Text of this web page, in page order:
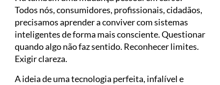
Todos nós, consumidores, profissionais, cidadãos,
precisamos aprender a conviver com sistemas
inteligentes de forma mais consciente. Questionar
quando algo não faz sentido. Reconhecer limites.
Exigir clareza.
A ideia de uma tecnologia perfeita, infalível e